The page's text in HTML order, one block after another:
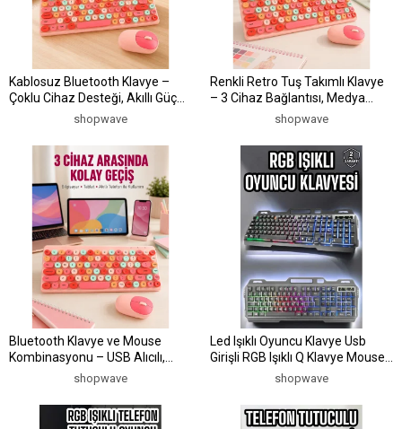
Kablosuz Bluetooth Klavye –
Çoklu Cihaz Desteği, Akıllı Güç
Tasarrufu Yeni Nesil
shopwave
Renkli Retro Tuş Takımlı Klavye
– 3 Cihaz Bağlantısı, Medya
Kısayol Tuşları Yeni Nesil
shopwave
Bluetooth Klavye ve Mouse
Kombinasyonu – USB Alıcılı,
Kompakt, Uzun Ömürlü Yeni
shopwave
Led Işıklı Oyuncu Klavye Usb
Girişli RGB Işıklı Q Klavye Mouse
shopwave